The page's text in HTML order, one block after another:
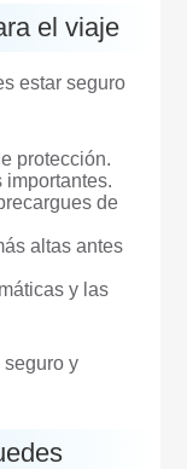
el viaje
estar seguro
protección.
importantes.
de
altas antes
y las
seguro y